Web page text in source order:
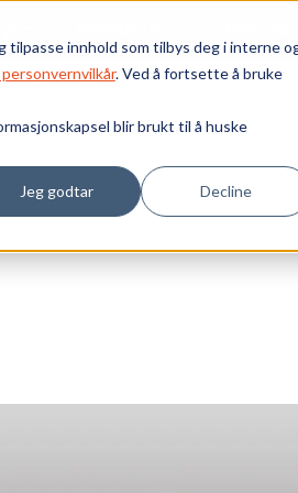
innhold som tilbys deg i interne
. Ved å fortsette å bruke
blir brukt til å huske
Jeg godtar Decline